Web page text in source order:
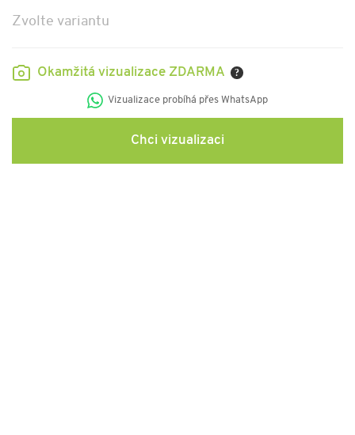
Zvolte variantu
Okamžitá vizualizace ZDARMA ?
Vizualizace probíhá přes WhatsApp
Chci vizualizaci